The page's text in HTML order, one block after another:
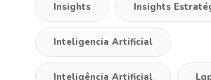
Insights Insights
Inteligencia Artificial
Inteligência Artificial